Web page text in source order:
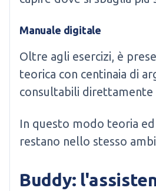
Manuale digitale
Oltre agli esercizi, è
teorica con centinaia di
consultabili direttamente
In questo modo teoria
restano nello stesso
Buddy: